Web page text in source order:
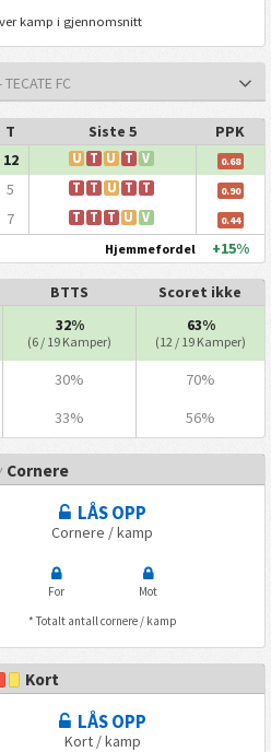
kamp i gjennomsnitt
FC
T Siste 5 PPK
12 U T U T V 0.68
5 T T U T T 0.90
7 T T T U V 0.44
Hjemmefordel +15%
BTTS Scoret ikke
32%
(6 / 19 Kamper)
63%
(12 / 19 Kamper)
30% 70%
33% 56%
Cornere
LÅS OPP
Cornere / kamp
For
Mot
* Totalt antall cornere / kamp
Kort
LÅS OPP
Kort / kamp